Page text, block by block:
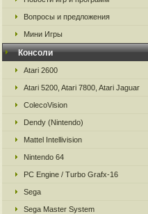
Вопросы и предложения
Мини Игры
Консоли
Atari 2600
Atari 5200, Atari 7800, Atari Jaguar
ColecoVision
Dendy (Nintendo)
Mattel Intellivision
Nintendo 64
PC Engine / Turbo Grafx-16
Sega
Sega Master System